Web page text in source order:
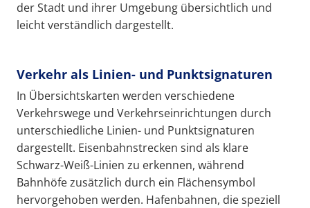
der Stadt und ihrer Umgebung übersichtlich und
leicht verständlich dargestellt.
Verkehr als Linien- und Punktsignaturen
In Übersichtskarten werden verschiedene
Verkehrswege und Verkehrseinrichtungen durch
unterschiedliche Linien- und Punktsignaturen
dargestellt. Eisenbahnstrecken sind als klare
Schwarz-Weiß-Linien zu erkennen, während
Bahnhöfe zusätzlich durch ein Flächensymbol
hervorgehoben werden. Hafenbahnen, die speziell